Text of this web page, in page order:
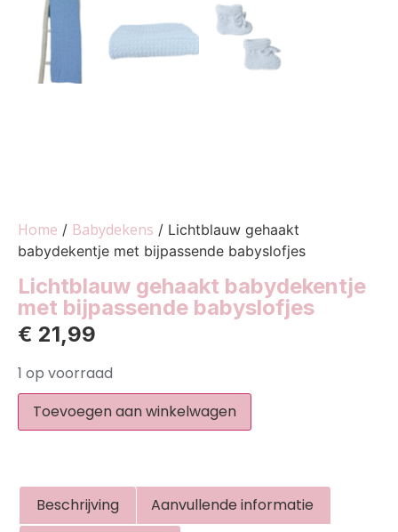
Home / Babydekens / Lichtblauw gehaakt
babydekentje met bijpassende babyslofjes
Lichtblauw gehaakt babydekentje
met bijpassende babyslofjes
€ 21,99
1 op voorraad
Toevoegen aan winkelwagen
Beschrijving
Aanvullende informatie